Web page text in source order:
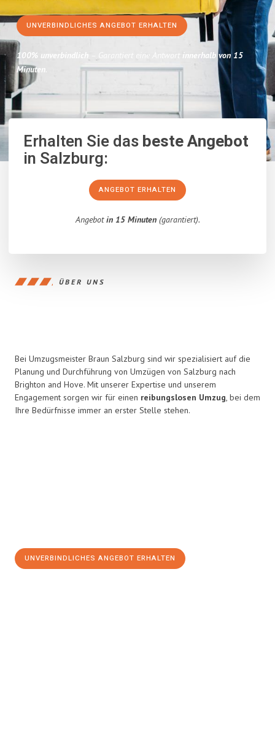
UNVERBINDLICHES ANGEBOT ERHALTEN
100% unverbindlich – Garantiert eine Antwort innerhalb von 15
Minuten.
Erhalten Sie dasbeste Angebot
in Salzburg:
ANGEBOT ERHALTEN
Angebotin 15 Minuten(garantiert).
ÜBER UNS
Bei Umzugsmeister Braun Salzburg sind wir spezialisiert auf die
Planung und Durchführung von Umzügen von Salzburg nach
Brighton and Hove. Mit unserer Expertise und unserem
Engagement sorgen wir für einen reibungslosen Umzug, bei dem
Ihre Bedürfnisse immer an erster Stelle stehen.
UNVERBINDLICHES ANGEBOT ERHALTEN